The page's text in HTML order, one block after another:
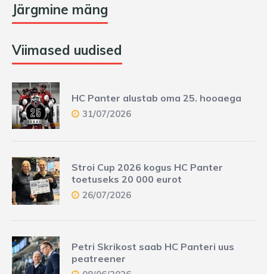
Järgmine mäng
Viimased uudised
HC Panter alustab oma 25. hooaega
31/07/2026
Stroi Cup 2026 kogus HC Panter
toetuseks 20 000 eurot
26/07/2026
Petri Skrikost saab HC Panteri uus
peatreener